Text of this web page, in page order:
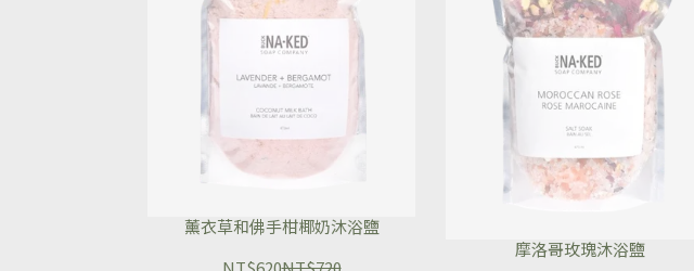
薰衣草和佛手柑椰奶沐浴鹽
摩洛哥玫瑰沐浴鹽